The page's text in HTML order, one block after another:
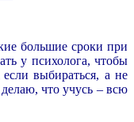
большие сроки при
у психолога, чтобы
выбираться, а не
что учусь – всю